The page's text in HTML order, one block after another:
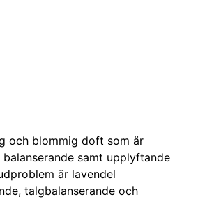
och blommig doft som är
samt upplyftande
är lavendel
talgbalanserande och